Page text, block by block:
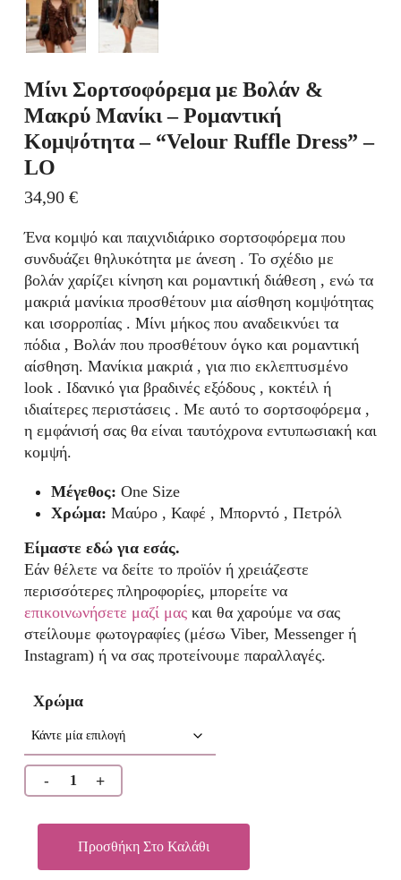
Μίνι Σορτσοφόρεμα με Βολάν &
Μακρύ Μανίκι – Ρομαντική
Κομψότητα – “Velour Ruffle Dress” –
LO
34,90 €
Ένα κομψό και παιχνιδιάρικο σορτσοφόρεμα που
συνδυάζει θηλυκότητα με άνεση . Το σχέδιο με
βολάν χαρίζει κίνηση και ρομαντική διάθεση , ενώ τα
μακριά μανίκια προσθέτουν μια αίσθηση κομψότητας
και ισορροπίας . Μίνι μήκος που αναδεικνύει τα
πόδια , Βολάν που προσθέτουν όγκο και ρομαντική
αίσθηση. Μανίκια μακριά , για πιο εκλεπτυσμένο
look . Ιδανικό για βραδινές εξόδους , κοκτέιλ ή
ιδιαίτερες περιστάσεις . Με αυτό το σορτσοφόρεμα ,
η εμφάνισή σας θα είναι ταυτόχρονα εντυπωσιακή και
κομψή.
Μέγεθος: One Size
Χρώμα: Μαύρο , Καφέ , Μπορντό , Πετρόλ
Είμαστε εδώ για εσάς.
Εάν θέλετε να δείτε το προϊόν ή χρειάζεστε
περισσότερες πληροφορίες, μπορείτε να
επικοινωνήσετε μαζί μαςκαι θα χαρούμε να σας
στείλουμε φωτογραφίες (μέσω Viber, Messenger ή
Instagram) ή να σας προτείνουμε παραλλαγές.
Χρώμα
Προσθήκη Στο Καλάθι